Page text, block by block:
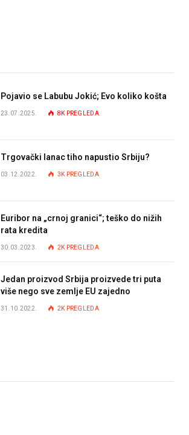
Pojavio se Labubu Jokić; Evo koliko košta
23.07.2025. 8K PREGLEDA
Trgovački lanac tiho napustio Srbiju?
03.12.2022. 3K PREGLEDA
Euribor na „crnoj granici“; teško do nižih
rata kredita
30.03.2023. 2K PREGLEDA
Jedan proizvod Srbija proizvede tri puta
više nego sve zemlje EU zajedno
31.10.2022. 2K PREGLEDA